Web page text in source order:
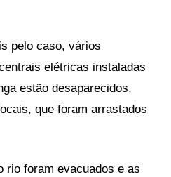
pelo caso, vários
elétricas instaladas
estão desaparecidos,
que foram arrastados
rio foram evacuados e as